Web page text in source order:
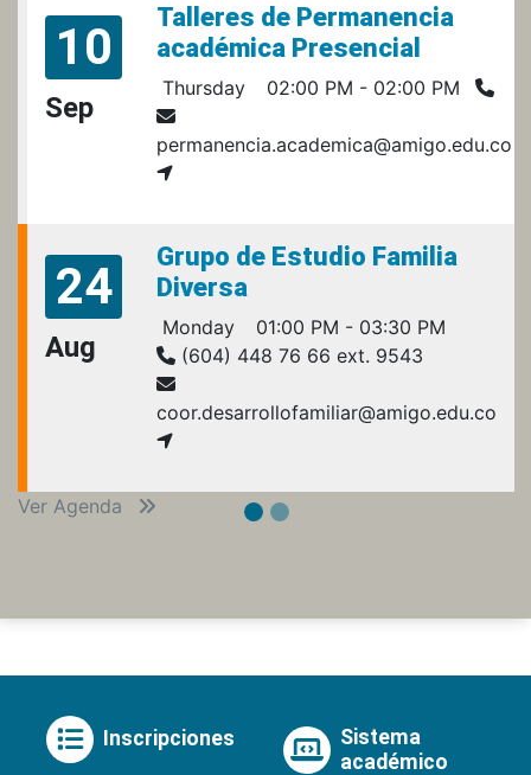
10
Sep
Talleres de Permanencia
académica Presencial
Thursday 02:00 PM - 02:00 PM
permanencia.academica@amigo.edu.co
24
Aug
Grupo de Estudio Familia
Diversa
Monday
01:00 PM - 03:30 PM
(604) 448 76 66 ext. 9543
coor.desarrollofamiliar@amigo.edu.co
Ver Agenda
Inscripciones
Sistema
académico